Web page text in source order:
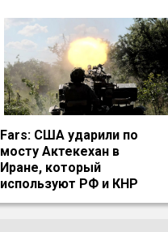
Fars: США ударили по
мосту Актекехан в
Иране, который
используют РФ и КНР